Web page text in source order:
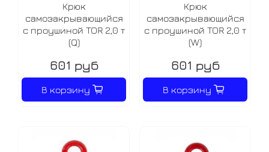
Крюк
самозакрывающийся
с проушиной TOR 2,0 т
(Q)
601 руб
В корзину
Крюк
самозакрывающийся
с проушиной TOR 2,0 т
(W)
601 руб
В корзину